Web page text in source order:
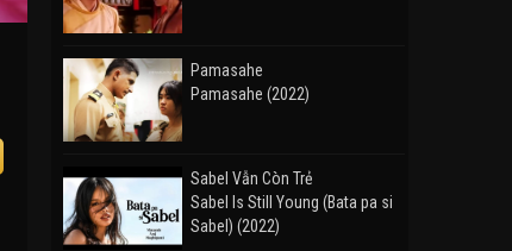
Pamasahe
Pamasahe (2022)
Sabel Vẫn Còn Trẻ
Sabel Is Still Young (Bata pa si
Sabel) (2022)